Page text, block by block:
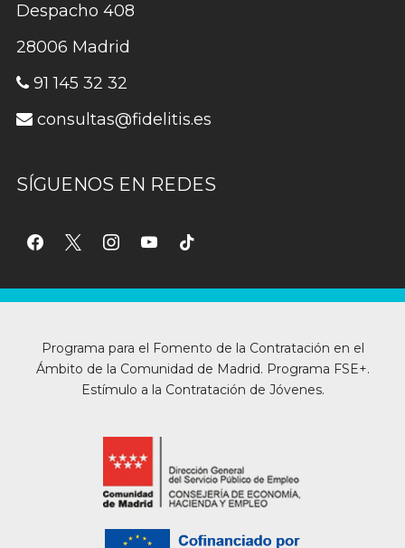
Despacho 408
28006 Madrid
91 145 32 32
consultas@fidelitis.es
SÍGUENOS EN REDES
facebook
x instagramyoutubetiktok
Programa para el Fomento de la Contratación en el
Ámbito de la Comunidad de Madrid. Programa FSE+.
Estímulo a la Contratación de Jóvenes.